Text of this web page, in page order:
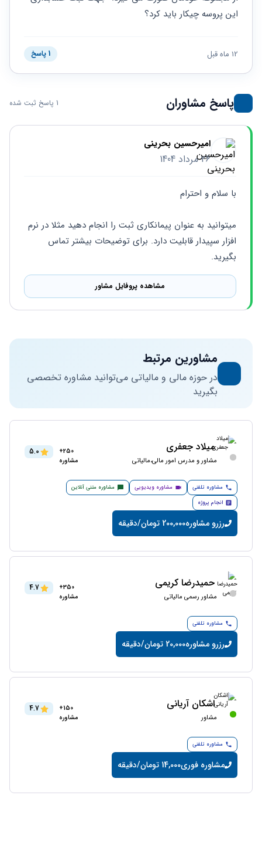
برنامه نویسی
طلاق
حقوقی
خانواده
کسب
و کار
سئو و
سایت
ثبت
شرکت
این پروسه چیکار باید کرد؟
12 ماه قبل 1 پاسخ
پاسخ مشاوران 1 پاسخ ثبت شده
امیرحسین بحرینی
26 مرداد 1404
با سلام و احترام
بگیرید.
مشاهده پروفایل مشاور
مشاورین مرتبط
در حوزه مالی و مالیاتی می‌توانید مشاوره تخصصی
بگیرید
میلاد جعفری
مشاور و مدرس امور مالی،مالیاتی
250+
مشاوره
5.0
مشاوره تلفنی مشاوره ویدیویی
مشاوره متنی آنلاین
انجام پروژه
رزرو مشاوره200,000 تومان/دقیقه
حمیدرضا کریمی
مشاور رسمی مالیاتی
350+
مشاوره
4.7
مشاوره تلفنی
رزرو مشاوره20,000 تومان/دقیقه
اشکان آریانی
مشاور
150+
مشاوره
4.7
مشاوره تلفنی
مشاوره فوری14,000 تومان/دقیقه